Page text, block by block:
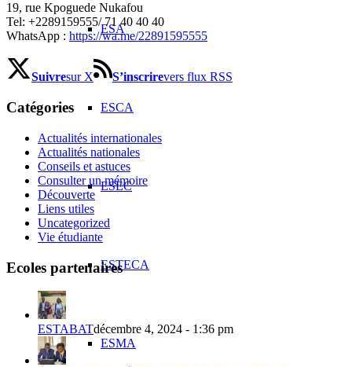
ESA
ESCA
ESEC
ESTECA
ESMA
19, rue Kpoguede Nukafou
Tel: +2289159555/ 71 40 40 40
WhatsApp : https://wa.me/22891595555
Suivresur X S’inscrirevers flux RSS
Catégories
Actualités internationales
Actualités nationales
Conseils et astuces
Consulter un mémoire
Découverte
Liens utiles
Uncategorized
Vie étudiante
Ecoles partenaires
ESTABATdécembre 4, 2024 - 1:36 pm